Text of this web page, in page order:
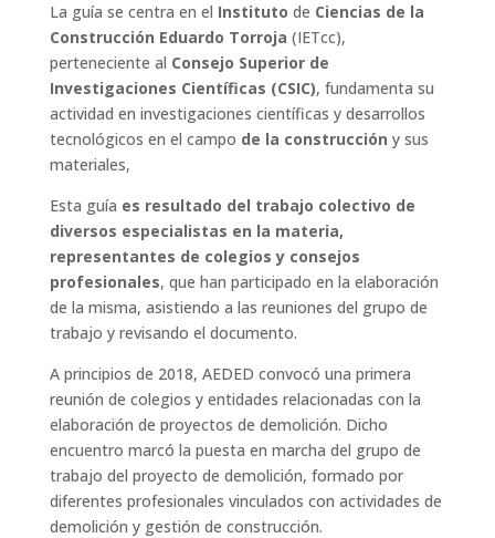
La guía se centra en el Instituto de Ciencias de la
Construcción Eduardo Torroja (IETcc),
perteneciente al Consejo Superior de
Investigaciones Científicas (CSIC), fundamenta su
actividad en investigaciones científicas y desarrollos
tecnológicos en el campo de la construcción y sus
materiales,
Esta guía es resultado del trabajo colectivo de
diversos especialistas en la materia,
representantes de colegios y consejos
profesionales, que han participado en la elaboración
de la misma, asistiendo a las reuniones del grupo de
trabajo y revisando el documento.
A principios de 2018, AEDED convocó una primera
reunión de colegios y entidades relacionadas con la
elaboración de proyectos de demolición. Dicho
encuentro marcó la puesta en marcha del grupo de
trabajo del proyecto de demolición, formado por
diferentes profesionales vinculados con actividades de
demolición y gestión de construcción.